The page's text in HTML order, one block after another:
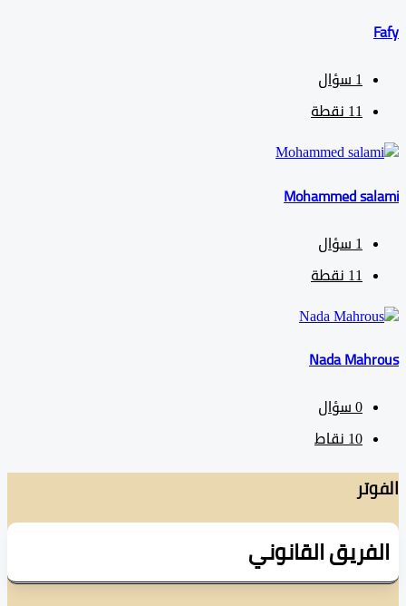
سؤال
نقطة
Mohammed
سؤال
نقطة
Nada
سؤال
نقاط
القانوني